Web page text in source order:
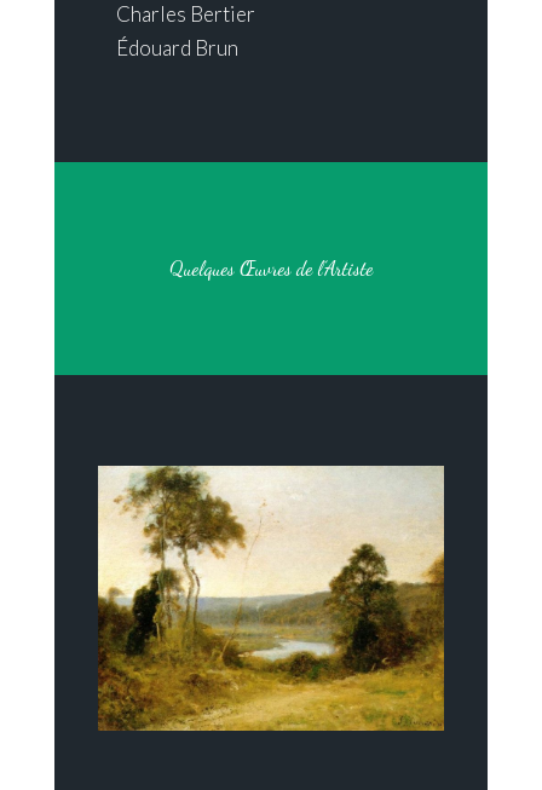
Charles Bertier
Édouard Brun
Quelques Œuvres de l’Artiste